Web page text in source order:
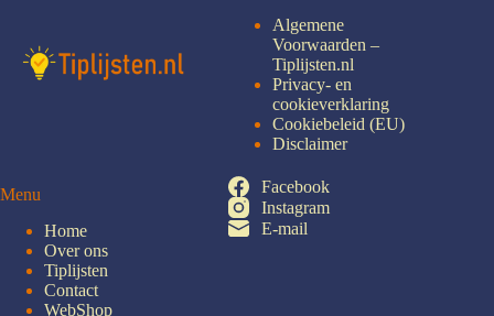
Algemene
Voorwaarden –
Tiplijsten.nl
Privacy- en
cookieverklaring
Cookiebeleid (EU)
Disclaimer
Menu
Home
Over ons
Tiplijsten
Contact
WebShop
Facebook
Instagram
E-mail